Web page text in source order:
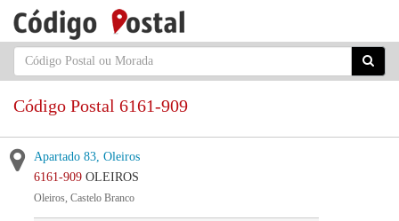
Código Postal 6161-909
Apartado 83, Oleiros
6161-909 OLEIROS
Oleiros, Castelo Branco